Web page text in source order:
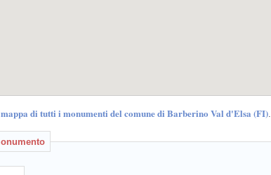
mappa di tutti i monumenti del comune di Barberino Val d'Elsa (FI).